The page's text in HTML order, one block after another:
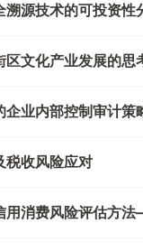
溯源技术的可投资
区文化产业发展的思
企业内部控制审计策
税收风险应对
用消费风险评估方